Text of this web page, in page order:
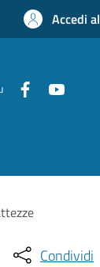
Accedi
Condividi